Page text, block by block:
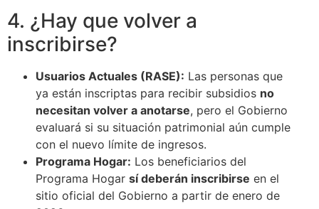
4. ¿Hay que volver a
inscribirse?
Usuarios Actuales (RASE): Las personas que
ya están inscriptas para recibir subsidios no
necesitan volver a anotarse, pero el Gobierno
evaluará si su situación patrimonial aún cumple
con el nuevo límite de ingresos.
Programa Hogar: Los beneficiarios del
Programa Hogar sí deberán inscribirse en el
sitio oficial del Gobierno a partir de enero de